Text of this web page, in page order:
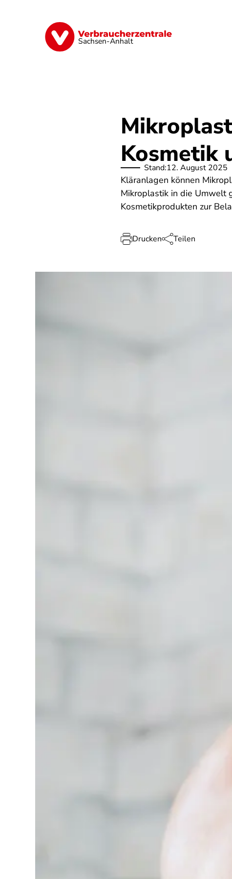
Sachsen-Anhalt
Finanzen Digitales Lebensmittel
Kosmetik
Stand:12. August 2025
Kläranlagen können
Mikroplastik in die Umwelt
Kosmetikprodukten zur
Drucken Teilen